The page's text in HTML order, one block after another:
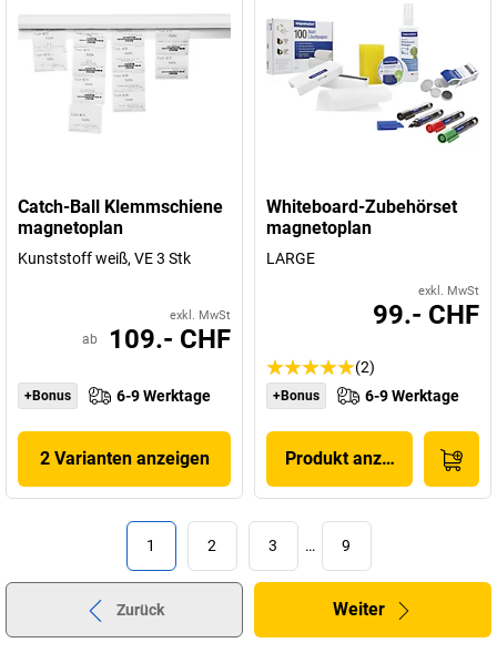
Catch-Ball Klemmschiene
magnetoplan
Kunststoff weiß, VE 3 Stk
exkl. MwSt
ab 109.- CHF
+Bonus 6-9 Werktage
2 Varianten anzeigen
Whiteboard-Zubehörset
magnetoplan
LARGE
exkl. MwSt
99.- CHF
(2)
+Bonus 6-9 Werktage
Produkt anzeigen
1 2 3 … 9
Zurück Weiter